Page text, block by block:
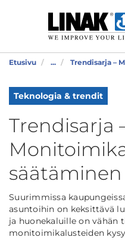
Etusivu ... Trendisarja –
Teknologia & trendit
Trendisarja
säätäminen
Suurimmissa
asuntoihin on keksittävä
ja huonekaluille on vähän
monitoimikalusteiden